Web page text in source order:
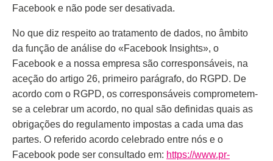
Facebook e não pode ser desativada.
No que diz respeito ao tratamento de dados, no âmbito
da função de análise do «Facebook Insights», o
Facebook e a nossa empresa são corresponsáveis, na
aceção do artigo 26, primeiro parágrafo, do RGPD. De
acordo com o RGPD, os corresponsáveis comprometem-
se a celebrar um acordo, no qual são definidas quais as
obrigações do regulamento impostas a cada uma das
partes. O referido acordo celebrado entre nós e o
Facebook pode ser consultado em: https://www.pr-